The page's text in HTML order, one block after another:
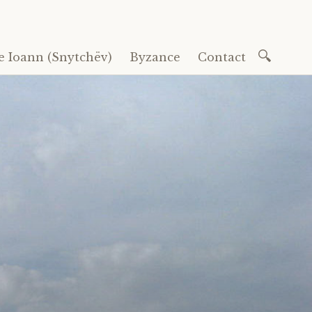
Ioann (Snytchëv) Byzance Contact